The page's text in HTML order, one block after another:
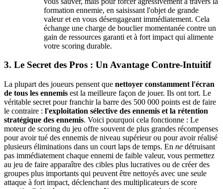
formation ennemie, en saisissant l'objet de grande
valeur et en vous désengageant immédiatement. Cela
échange une charge de bouclier momentanée contre un
gain de ressources garanti et à fort impact qui alimente
votre scoring durable.
3. Le Secret des Pros : Un Avantage Contre-Intuitif
La plupart des joueurs pensent que nettoyer constamment l'écran
de tous les ennemis est la meilleure façon de jouer. Ils ont tort. Le
véritable secret pour franchir la barre des 500 000 points est de faire
le contraire : l'exploitation sélective des ennemis et la rétention
stratégique des ennemis. Voici pourquoi cela fonctionne : Le
moteur de scoring du jeu offre souvent de plus grandes récompenses
pour avoir tué des ennemis de niveau supérieur ou pour avoir réalisé
plusieurs éliminations dans un court laps de temps. En ne détruisant
pas immédiatement chaque ennemi de faible valeur, vous permettez
au jeu de faire apparaître des cibles plus lucratives ou de créer des
groupes plus importants qui peuvent être nettoyés avec une seule
attaque à fort impact, déclenchant des multiplicateurs de score